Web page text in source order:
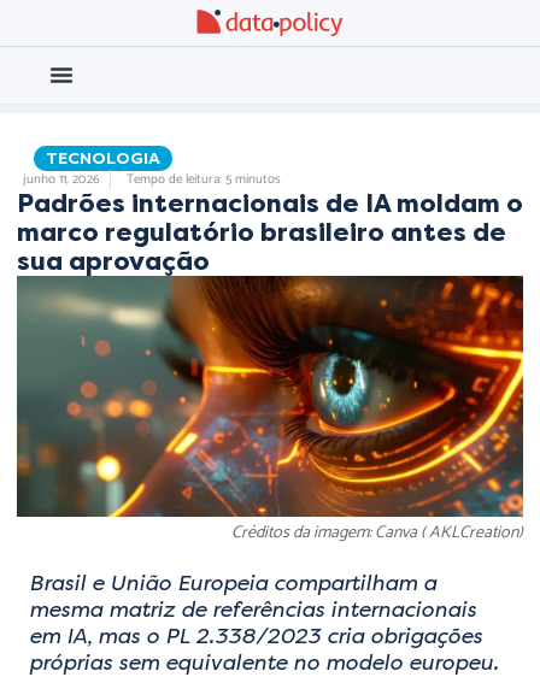
TECNOLOGIA
junho 11, 2026 Tempo de leitura: 5 minutos
Padrões internacionais de IA moldam o
marco regulatório brasileiro antes de
sua aprovação
Créditos da imagem: Canva ( AKLCreation)
Brasil e União Europeia compartilham a
mesma matriz de referências internacionais
em IA, mas o PL 2.338/2023 cria obrigações
próprias sem equivalente no modelo europeu.